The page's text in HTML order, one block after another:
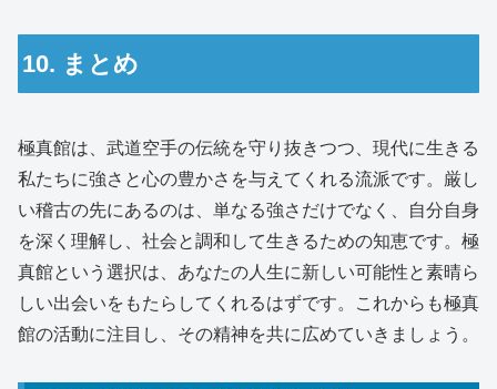
10. まとめ
極真館は、武道空手の伝統を守り抜きつつ、現代に生きる
私たちに強さと心の豊かさを与えてくれる流派です。厳し
い稽古の先にあるのは、単なる強さだけでなく、自分自身
を深く理解し、社会と調和して生きるための知恵です。極
真館という選択は、あなたの人生に新しい可能性と素晴ら
しい出会いをもたらしてくれるはずです。これからも極真
館の活動に注目し、その精神を共に広めていきましょう。